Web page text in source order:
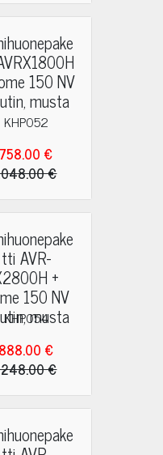
150 NV
musta
KHP052
758.00 €
€
tti AVR-
+
150 NV
musta
KHP054
888.00 €
€